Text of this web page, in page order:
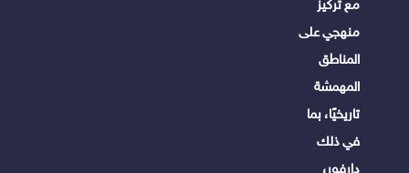
مع تركيز
منهجي على
المناطق
المهمشة
تاريخيًا، بما
في ذلك
دارفور،